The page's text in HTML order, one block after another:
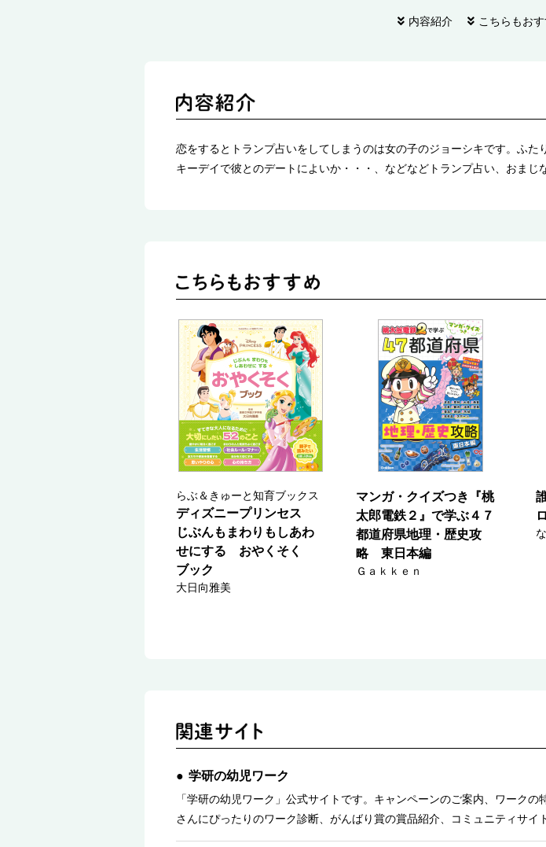
内容紹介 こちらもお
恋をするとトランプ占いをしてしまうのは女の子のジョーシキです。ふ
キーデイで彼とのデートによいか・・・、などなどトランプ占い、おまじ
らぶ＆きゅーと知育ブックス
ディズニープリンセス
じぶんもまわりもしあわ
せにする おやくそく
ブック
大日向雅美
マンガ・クイズつき『桃
太郎電鉄２』で学ぶ４７
都道府県地理・歴史攻
略 東日本編
Ｇａｋｋｅｎ
学研の幼児ワーク
「学研の幼児ワーク」公式サイトです。キャンペーンのご案内、ワーク
さんにぴったりのワーク診断、がんばり賞の賞品紹介、コミュニティサイ